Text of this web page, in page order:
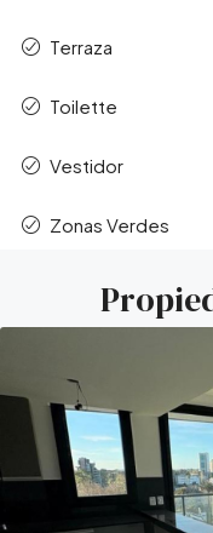
Terraza
Toilette
Vestidor
Zonas Verdes